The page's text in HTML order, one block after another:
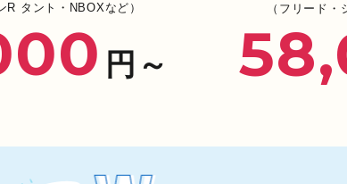
R タント・NBOXなど）
円～
（フリード・